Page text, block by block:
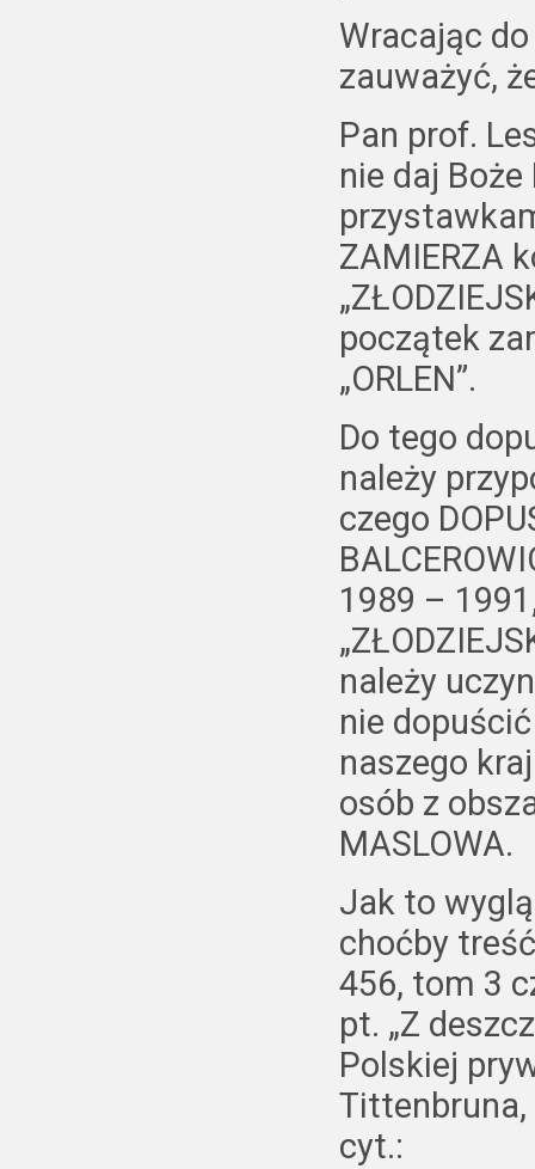
Wracając
zauważyć,
Pan prof.
nie daj
ZAMIERZA
początek
„ORLEN”.
Do tego
należy
czego
1989 –
należy
nie
naszego
osób z
MASLOWA.
Jak to
choćby
456, tom 3
pt. „Z
Polskiej
cyt.: